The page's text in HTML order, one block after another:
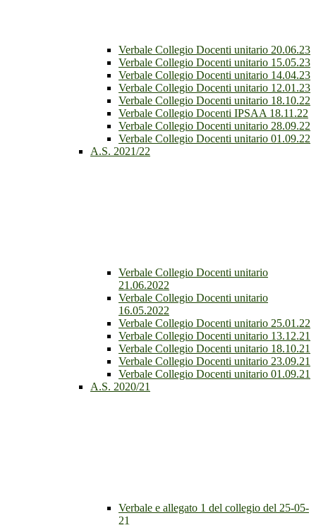
Verbale Collegio Docenti unitario 20.06.23
Verbale Collegio Docenti unitario 15.05.23
Verbale Collegio Docenti unitario 14.04.23
Verbale Collegio Docenti unitario 12.01.23
Verbale Collegio Docenti unitario 18.10.22
Verbale Collegio Docenti IPSAA 18.11.22
Verbale Collegio Docenti unitario 28.09.22
Verbale Collegio Docenti unitario 01.09.22
A.S. 2021/22
Verbale Collegio Docenti unitario
21.06.2022
Verbale Collegio Docenti unitario
16.05.2022
Verbale Collegio Docenti unitario 25.01.22
Verbale Collegio Docenti unitario 13.12.21
Verbale Collegio Docenti unitario 18.10.21
Verbale Collegio Docenti unitario 23.09.21
Verbale Collegio Docenti unitario 01.09.21
A.S. 2020/21
Verbale e allegato 1 del collegio del 25-05-
21